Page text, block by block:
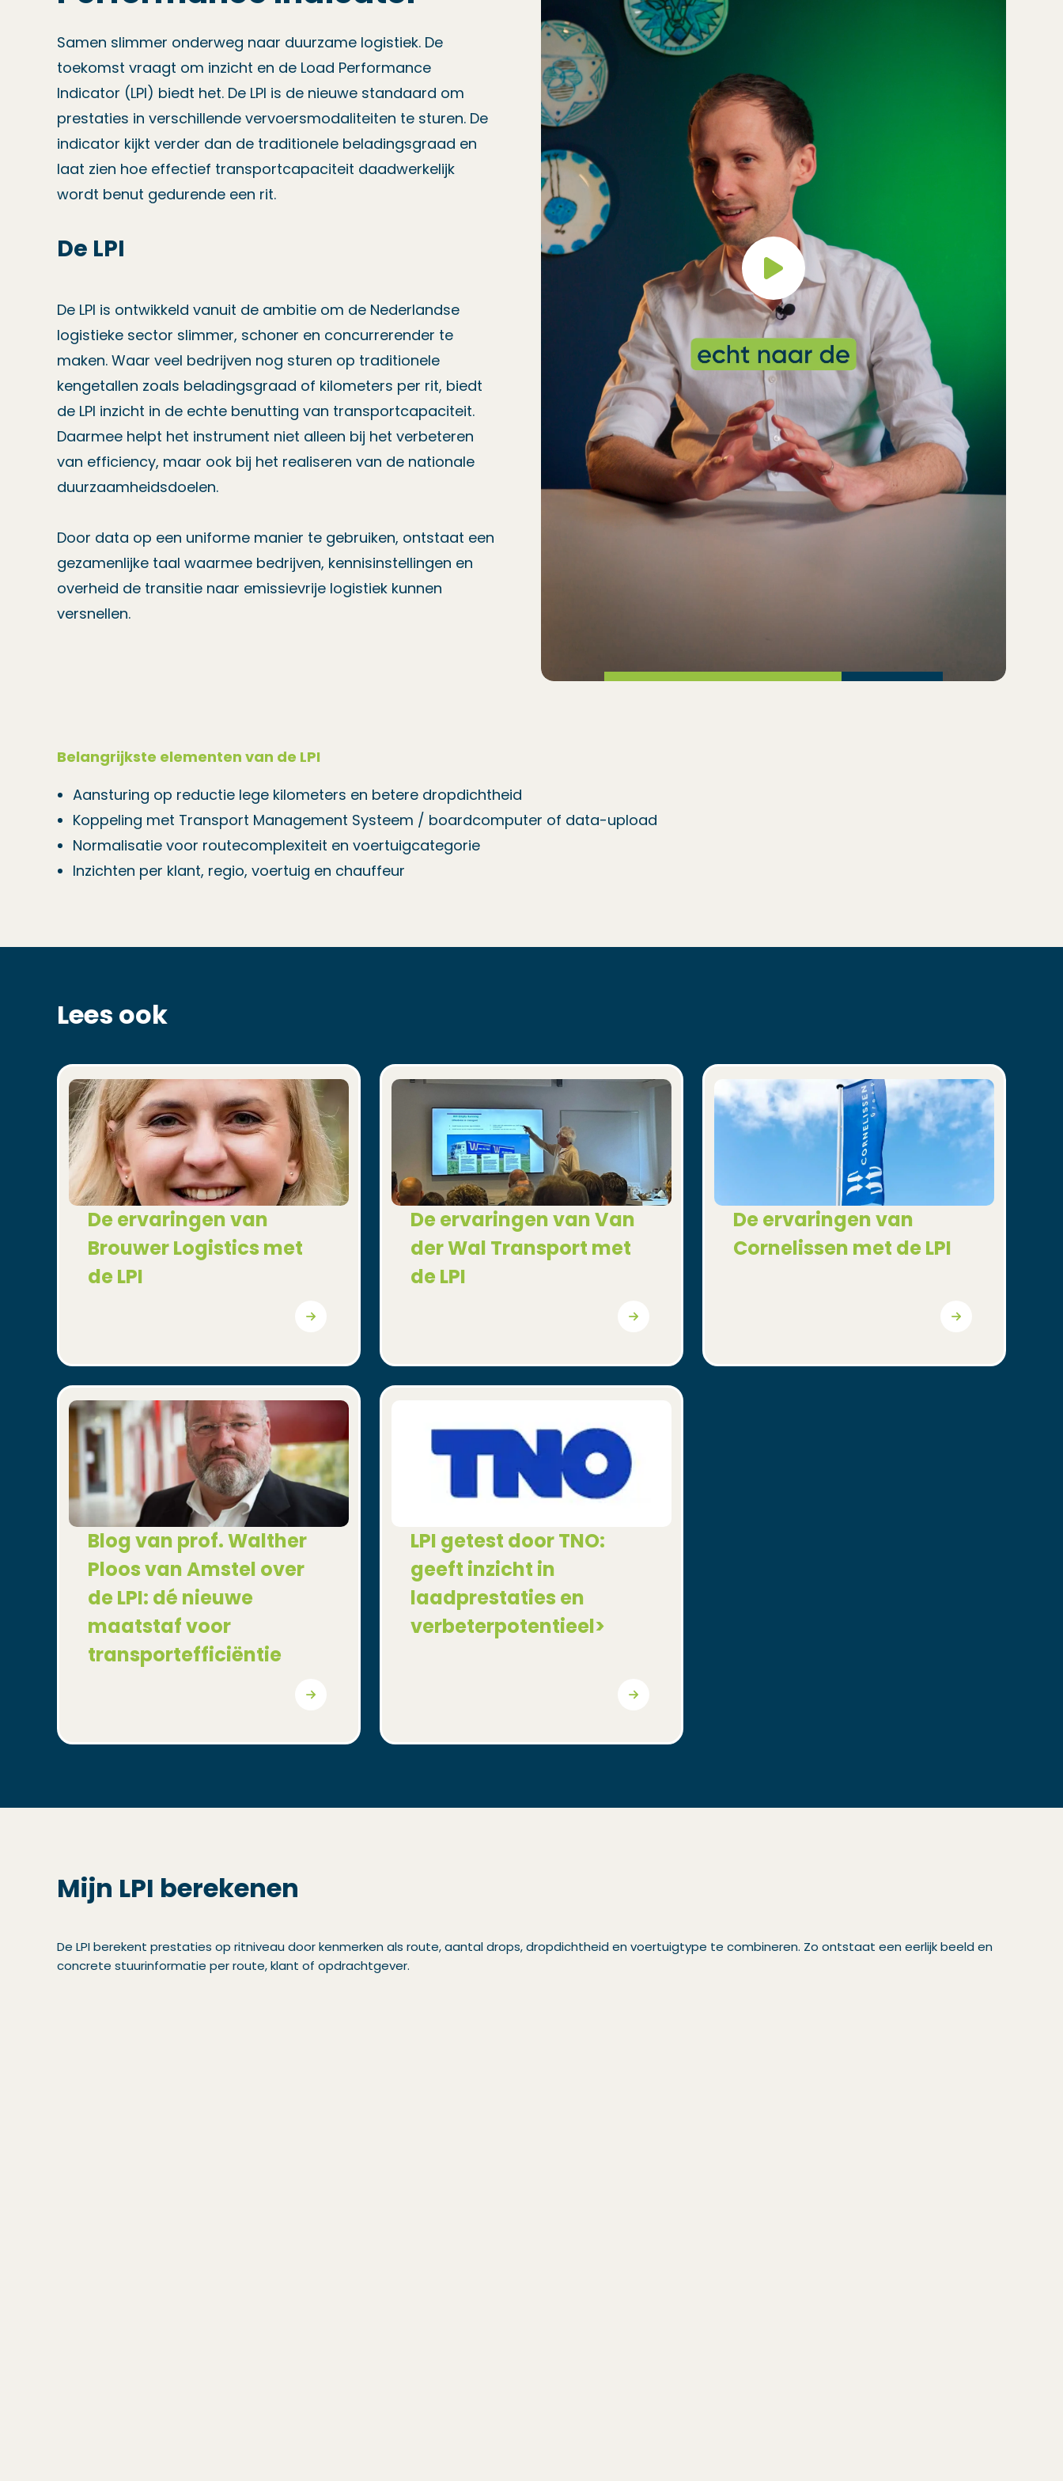
Samen slimmer onderweg naar duurzame logistiek. De
toekomst vraagt om inzicht en de Load Performance
Indicator (LPI) biedt het. De LPI is de nieuwe standaard om
prestaties in verschillende vervoersmodaliteiten te sturen. De
indicator kijkt verder dan de traditionele beladingsgraad en
laat zien hoe effectief transportcapaciteit daadwerkelijk
wordt benut gedurende een rit.
De LPI
De LPI is ontwikkeld vanuit de ambitie om de Nederlandse
logistieke sector slimmer, schoner en concurrerender te
maken. Waar veel bedrijven nog sturen op traditionele
kengetallen zoals beladingsgraad of kilometers per rit, biedt
de LPI inzicht in de echte benutting van transportcapaciteit.
Daarmee helpt het instrument niet alleen bij het verbeteren
van efficiency, maar ook bij het realiseren van de nationale
duurzaamheidsdoelen.
Door data op een uniforme manier te gebruiken, ontstaat een
gezamenlijke taal waarmee bedrijven, kennisinstellingen en
overheid de transitie naar emissievrije logistiek kunnen
versnellen.
Belangrijkste elementen van de LPI
Aansturing op reductie lege kilometers en betere dropdichtheid
Koppeling met Transport Management Systeem / boardcomputer of data-upload
Normalisatie voor routecomplexiteit en voertuigcategorie
Inzichten per klant, regio, voertuig en chauffeur
Lees ook
De ervaringen van
Brouwer Logistics met
de LPI
(Opent in een nieuw venster)
De ervaringen vanVan
der Wal Transport met
de LPI
(Opent in een nieuw venster)
De ervaringen van
Cornelissen met de LPI
(Opent in een nieuw venster)
Blog van prof. Walther
Ploos van Amstel over
de LPI: dé nieuwe
maatstaf voor
transportefficiëntie
(Opent in een nieuw venster)
LPI getest door TNO:
geeft inzicht in
laadprestaties en
verbeterpotentieel>
Mijn LPI berekenen
De LPI berekent prestaties op ritniveau door kenmerken als route, aantal drops, dropdichtheid en voertuigtype te combineren. Zo ontstaat een eerlijk beeld en
concrete stuurinformatie per route, klant of opdrachtgever.